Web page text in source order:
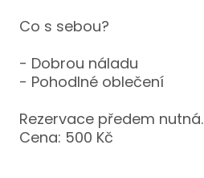
Co s sebou?
- Dobrou náladu
- Pohodlné oblečení
Rezervace předem nutná.
Cena: 500 Kč